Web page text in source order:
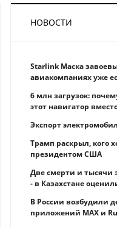
НОВОСТИ
Starlink Маска
авиакомпаниях уже
6 млн загрузок:
этот навигатор
Экспорт
Трамп раскрыл, кого
президентом США
Две смерти и тысячи
- в Казахстане
В России возбудили
приложений MAX и